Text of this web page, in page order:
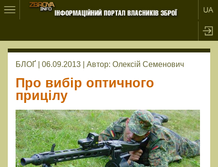
БЛОҐ | 06.09.2013 | Автор: Олексій Семенович
Про вибір оптичного
прицілу